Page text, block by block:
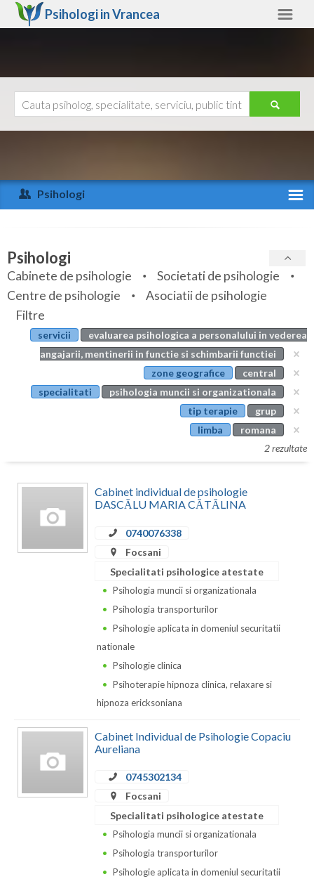
Psihologi inVrancea
Arad
Arges
Bihor
Bistrita-Nasaud
Botosani
Braila
Calarasi
Constanta
Hunedoara
Ialomita
Ajutor
Psihologi
Specialitati
Servicii
Articole
Evenimente
Membri
Psihologi
Cabinete de psihologie
Societati de psihologie
Centre de psihologie
Asociatii de psihologie
Filtre
servicii
evaluarea psihologica a personalului in vederea
angajarii, mentinerii in functie si schimbarii functiei
zone geografice
central
specialitati
psihologia muncii si organizationala
tip terapie
grup
limba
romana
2 rezultate
Cabinet individual de psihologie
DASCĂLU MARIA CĂTĂLINA
0740076338
Focsani
Specialitati psihologice atestate
Psihologia muncii si organizationala
Psihologia transporturilor
Psihologie aplicata in domeniul securitatii
nationale
Psihologie clinica
Psihoterapie hipnoza clinica, relaxare si
hipnoza ericksoniana
Cabinet Individual de Psihologie Copaciu
Aureliana
0745302134
Focsani
Specialitati psihologice atestate
Psihologia muncii si organizationala
Psihologia transporturilor
Psihologie aplicata in domeniul securitatii